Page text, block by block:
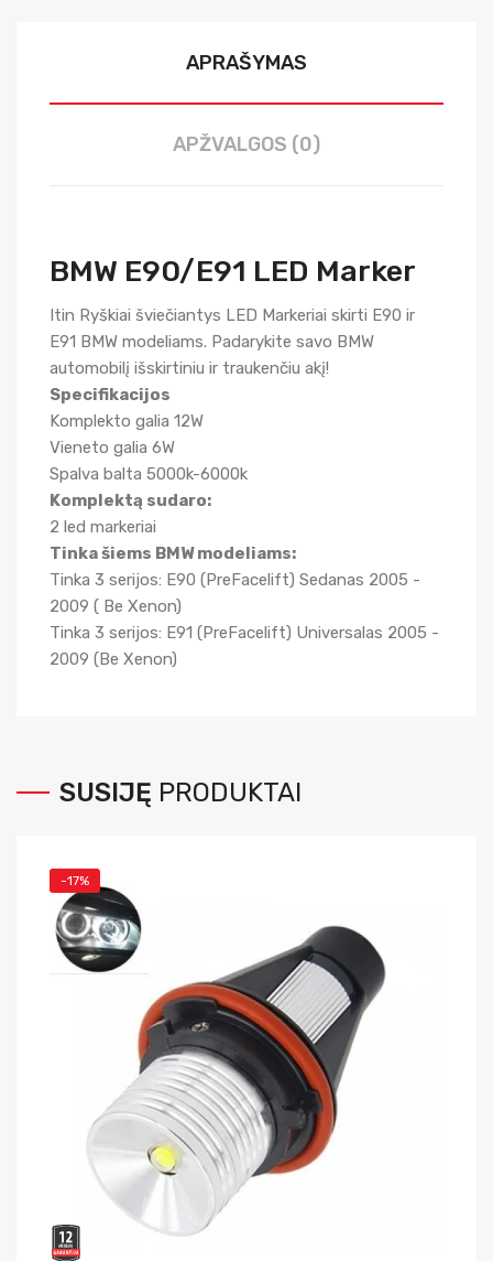
APRAŠYMAS
APŽVALGOS (0)
BMW E90/E91 LED Marker
Itin Ryškiai šviečiantys LED Markeriai skirti E90 ir
E91 BMW modeliams. Padarykite savo BMW
automobilį išskirtiniu ir traukenčiu akį!
Specifikacijos
Komplekto galia 12W
Vieneto galia 6W
Spalva balta 5000k-6000k
Komplektą sudaro:
2 led markeriai
Tinka šiems BMW modeliams:
Tinka 3 serijos: E90 (PreFacelift) Sedanas 2005 -
2009 ( Be Xenon)
Tinka 3 serijos: E91 (PreFacelift) Universalas 2005 -
2009 (Be Xenon)
SUSIJĘ PRODUKTAI
-17%